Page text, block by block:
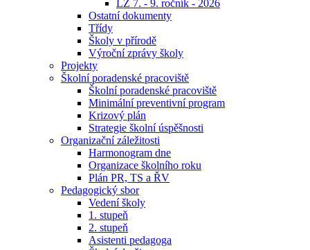
LZ 7. - 9. ročník - 2026
Ostatní dokumenty
Třídy
Školy v přírodě
Výroční zprávy školy
Projekty
Školní poradenské pracoviště
Školní poradenské pracoviště
Minimální preventivní program
Krizový plán
Strategie školní úspěšnosti
Organizační záležitosti
Harmonogram dne
Organizace školního roku
Plán PR, TS a ŘV
Pedagogický sbor
Vedení školy
1. stupeň
2. stupeň
Asistenti pedagoga